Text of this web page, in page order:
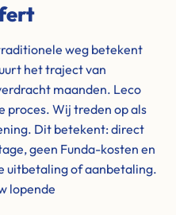
weg betekent
het traject van
maanden. Leco
proces. Wij treden op als
Dit betekent: direct
geen Funda-kosten en
uitbetaling of aanbetaling.
lopende